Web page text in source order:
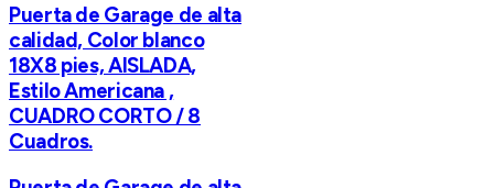
Puerta de Garage de alta
calidad, Color blanco
18X8 pies, AISLADA,
Estilo Americana ,
CUADRO CORTO / 8
Cuadros.